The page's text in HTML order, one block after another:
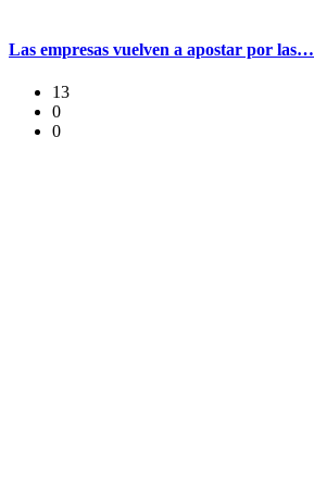
Las empresas vuelven a apostar por las…
13
0
0